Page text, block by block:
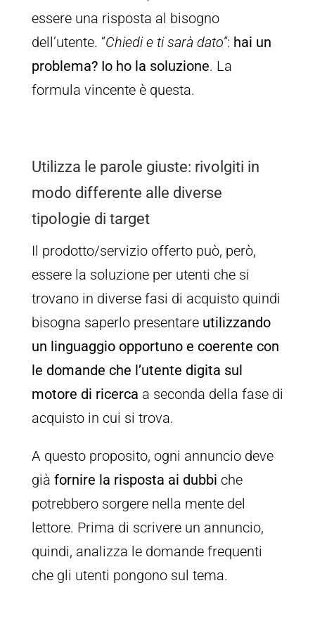
essere una risposta al bisogno
dell’utente. “Chiedi e ti sarà dato”: hai un
problema? Io ho la soluzione. La
formula vincente è questa.
Utilizza le parole giuste: rivolgiti in
modo differente alle diverse
tipologie di target
Il prodotto/servizio offerto può, però,
essere la soluzione per utenti che si
trovano in diverse fasi di acquisto quindi
bisogna saperlo presentare utilizzando
un linguaggio opportuno e coerente con
le domande che l’utente digita sul
motore di ricerca a seconda della fase di
acquisto in cui si trova.
A questo proposito, ogni annuncio deve
già fornire la risposta ai dubbi che
potrebbero sorgere nella mente del
lettore. Prima di scrivere un annuncio,
quindi, analizza le domande frequenti
che gli utenti pongono sul tema.